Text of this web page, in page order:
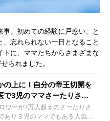
。初めての経験に戸惑い、と
忘れられない一日となること
に、ママたちからさまざまな
られました。
の上に！自分の帝王切開を
で3児のママさーたりさん
ー
ワーが3万人超えのさーたりさ
あり３児のママでもある人気ブ